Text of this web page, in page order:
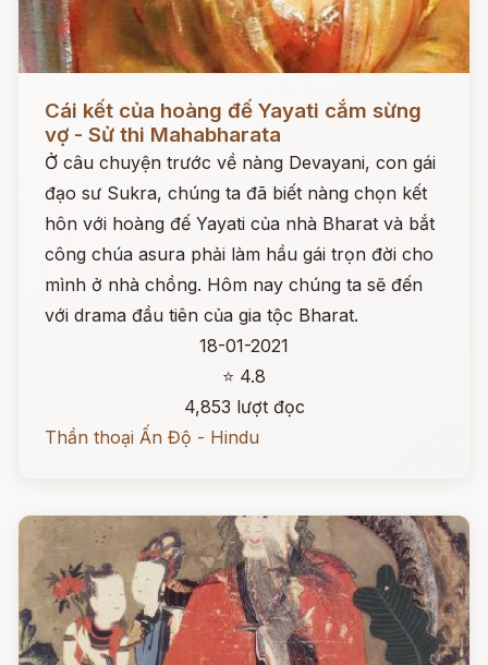
Cái kết của hoàng đế Yayati cắm sừng
vợ - Sử thi Mahabharata
Ở câu chuyện trước về nàng Devayani, con gái
đạo sư Sukra, chúng ta đã biết nàng chọn kết
hôn với hoàng đế Yayati của nhà Bharat và bắt
công chúa asura phải làm hầu gái trọn đời cho
mình ở nhà chồng. Hôm nay chúng ta sẽ đến
với drama đầu tiên của gia tộc Bharat.
18-01-2021
⭐ 4.8
4,853 lượt đọc
Thần thoại Ấn Độ - Hindu